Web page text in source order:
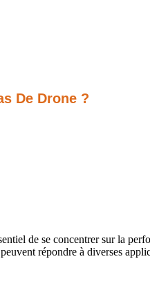
De Drone ?
de se concentrer sur la
répondre à diverses